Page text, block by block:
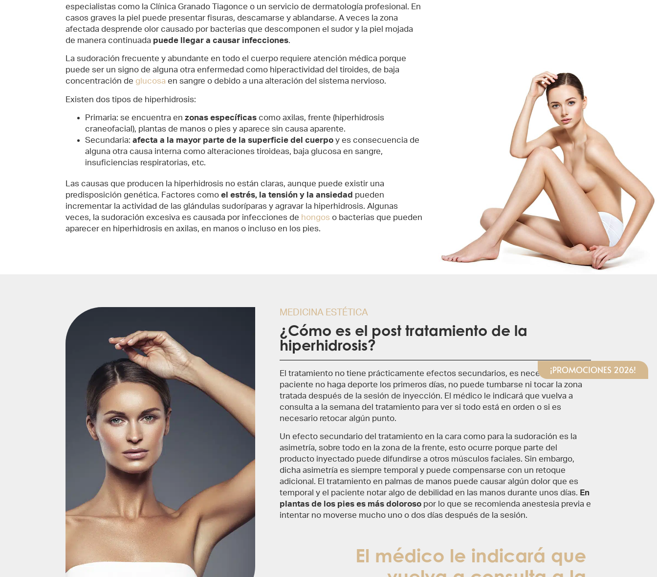
¡PROMOCIONES 2026!
especialistas como la Clínica Granado Tiagonce o un servicio de dermatología profesional. En
casos graves la piel puede presentar fisuras, descamarse y ablandarse. A veces la zona
afectada desprende olor causado por bacterias que descomponen el sudor y la piel mojada
de manera continuada puede llegar a causar infecciones.
La sudoración frecuente y abundante en todo el cuerpo requiere atención médica porque
puede ser un signo de alguna otra enfermedad como hiperactividad del tiroides, de baja
concentración de glucosa en sangre o debido a una alteración del sistema nervioso.
Existen dos tipos de hiperhidrosis:
Primaria: se encuentra enzonas específicas como axilas, frente (hiperhidrosis
craneofacial), plantas de manos o pies y aparece sin causa aparente.
Secundaria:afecta a la mayor parte de la superficie del cuerpo y es consecuencia de
alguna otra causa interna como alteraciones tiroideas, baja glucosa en sangre,
insuficiencias respiratorias, etc.
Las causas que producen la hiperhidrosis no están claras, aunque puede existir una
predisposición genética. Factores como el estrés, la tensión y la ansiedad pueden
incrementar la actividad de las glándulas sudoríparas y agravar la hiperhidrosis. Algunas
veces, la sudoración excesiva es causada por infecciones de hongos o bacterias que pueden
aparecer en hiperhidrosis en axilas, en manos o incluso en los pies.
MEDICINA ESTÉTICA
¿Cómo es el post tratamiento de la
hiperhidrosis?
El tratamiento no tiene prácticamente efectos secundarios, es necesario que el
paciente no haga deporte los primeros días, no puede tumbarse ni tocar la zona
tratada después de la sesión de inyección. El médico le indicará que vuelva a
consulta a la semana del tratamiento para ver si todo está en orden o si es
necesario retocar algún punto.
Un efecto secundario del tratamiento en la cara como para la sudoración es la
asimetría, sobre todo en la zona de la frente, esto ocurre porque parte del
producto inyectado puede difundirse a otros músculos faciales. Sin embargo,
dicha asimetría es siempre temporal y puede compensarse con un retoque
adicional. El tratamiento en palmas de manos puede causar algún dolor que es
temporal y el paciente notar algo de debilidad en las manos durante unos días. En
plantas de los pies es más doloroso por lo que se recomienda anestesia previa e
intentar no moverse mucho uno o dos días después de la sesión.
El médico le indicará que